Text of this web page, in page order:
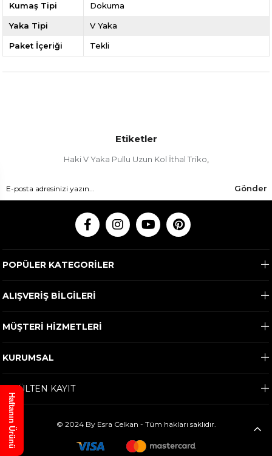
Kumaş Tipi Dokuma
Yaka Tipi V Yaka
Paket İçeriği Tekli
Etiketler
Haki V Yaka Pullu Uzun Kol İthal Triko,
Gönder
POPÜLER KATEGORİLER
ALIŞVERİŞ BİLGİLERİ
MÜŞTERİ HİZMETLERİ
KURUMSAL
E-BÜLTEN KAYIT
© 2024 By Esra Celkan - Tüm hakları saklıdır.
Haftanın Ürünü